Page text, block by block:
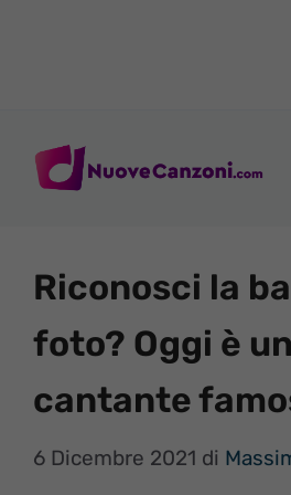
Riconosci la
foto? Oggi è
cantante
6 Dicembre 2021 di